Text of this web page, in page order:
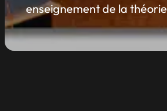
enseignement de la théorie